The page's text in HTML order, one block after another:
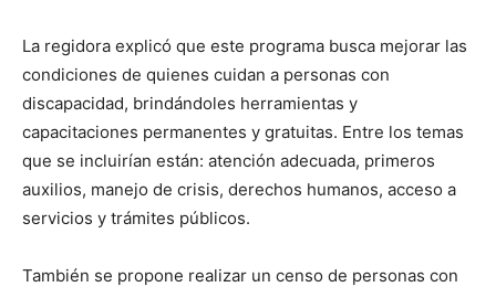
La regidora explicó que este programa busca mejorar las
condiciones de quienes cuidan a personas con
discapacidad, brindándoles herramientas y
capacitaciones permanentes y gratuitas. Entre los temas
que se incluirían están: atención adecuada, primeros
auxilios, manejo de crisis, derechos humanos, acceso a
servicios y trámites públicos.
También se propone realizar un censo de personas con